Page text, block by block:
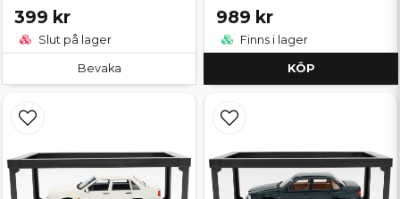
399 kr
Slut på lager
Bevaka
989 kr
Finns i lager
KÖP